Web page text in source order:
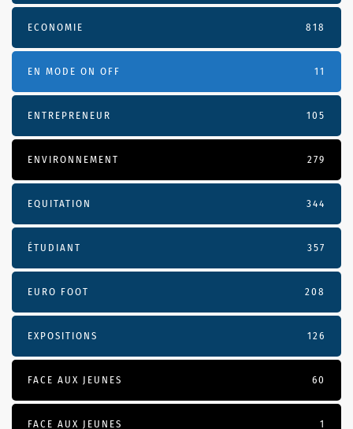
ECONOMIE 818
EN MODE ON OFF 11
ENTREPRENEUR 105
ENVIRONNEMENT 279
EQUITATION 344
ÉTUDIANT 357
EURO FOOT 208
EXPOSITIONS 126
FACE AUX JEUNES 60
FACE AUX JEUNES 1